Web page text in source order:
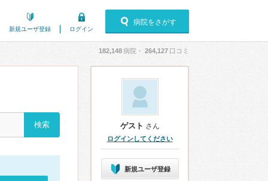
新規ユーザ登録 ログイン
病院をさがす
182,148病院・ 264,127 口コミ
ゲスト さん
ログインしてください
新規ユーザ登録